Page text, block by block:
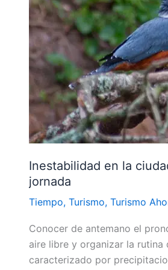
Inestabilidad en la
jornada
Tiempo, Turismo, Turismo
Conocer de antemano el
aire libre y organizar la rutina
caracterizado por
Consultá
el
pronóstico
del
tiempo
en
Iguazú
para
organizar
jornada